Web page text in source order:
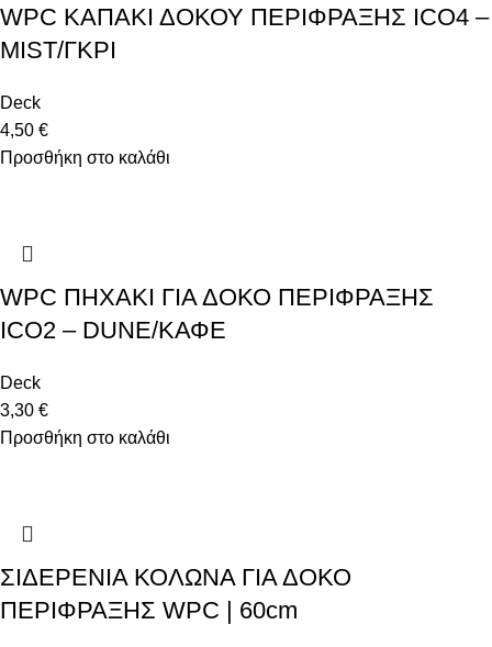
WPC ΚΑΠΑΚΙ ΔΟΚΟΥ ΠΕΡΙΦΡΑΞΗΣ ICO4 –
MIST/ΓΚΡΙ
Deck
4,50 €
Προσθήκη στο καλάθι
WPC ΠΗΧΑΚΙ ΓΙΑ ΔΟΚΟ ΠΕΡΙΦΡΑΞΗΣ
ICO2 – DUNE/ΚΑΦΕ
Deck
3,30 €
Προσθήκη στο καλάθι
ΣΙΔΕΡΕΝΙΑ ΚΟΛΩΝΑ ΓΙΑ ΔΟΚΟ
ΠΕΡΙΦΡΑΞΗΣ WPC | 60cm